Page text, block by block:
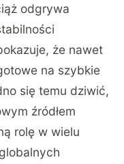
odgrywa
że nawet
na szybkie
się temu dziwić,
źródłem
rolę w wielu